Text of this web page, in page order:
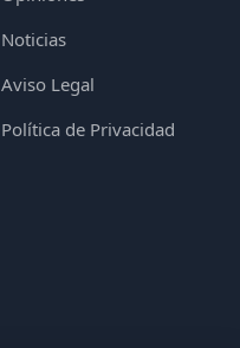
Noticias
Aviso Legal
Política de Privacidad